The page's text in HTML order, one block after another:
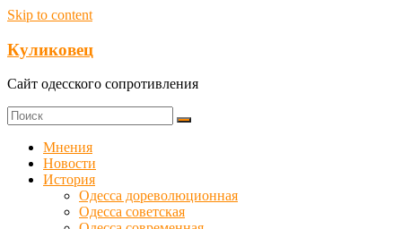
Skip to content
Куликовец
Сайт одесского сопротивления
Мнения
Новости
История
Одесса дореволюционная
Одесса советская